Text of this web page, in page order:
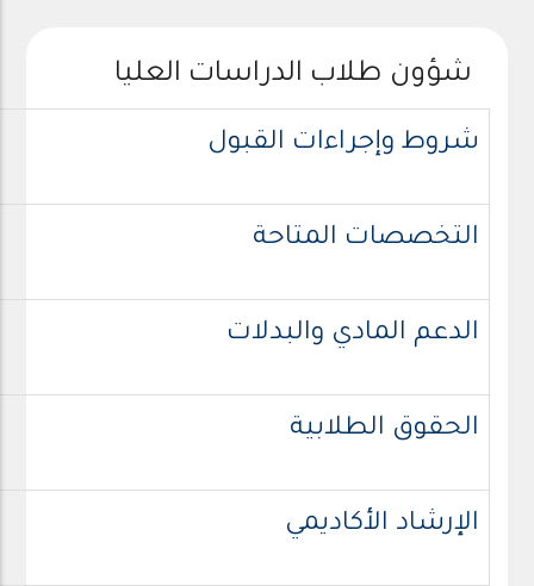
شؤون طلاب الدراسات العليا
شروط وإجراءات القبول
التخصصات المتاحة
الدعم المادي والبدلات
الحقوق الطلابية
الإرشاد الأكاديمي